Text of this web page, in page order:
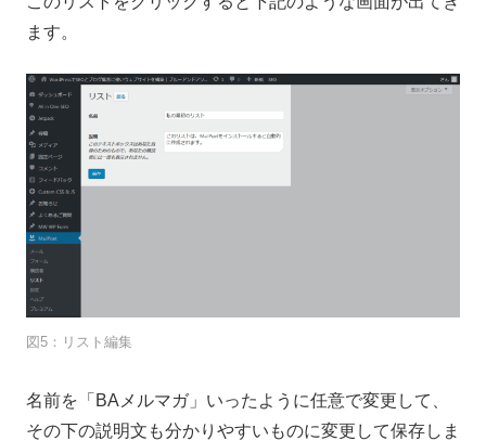
ます。
図5：リスト編集
名前を「BAメルマガ」いったように任意で変更して、
その下の説明文も分かりやすいものに変更して保存しま